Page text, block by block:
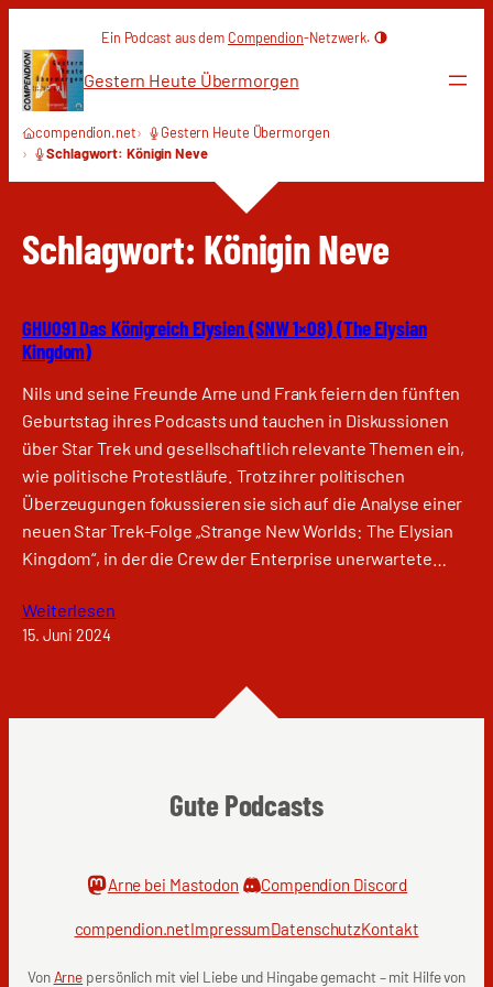
Inhalt
springen
Ein Podcast aus dem Compendion-Netzwerk.
Gestern Heute Übermorgen
compendion.net
Gestern Heute Übermorgen
Schlagwort: Königin Neve
Schlagwort: Königin Neve
GHU091 Das Königreich Elysien (SNW 1×08) (The Elysian
Kingdom)
Nils und seine Freunde Arne und Frank feiern den fünften
Geburtstag ihres Podcasts und tauchen in Diskussionen
über Star Trek und gesellschaftlich relevante Themen ein,
wie politische Protestläufe. Trotz ihrer politischen
Überzeugungen fokussieren sie sich auf die Analyse einer
neuen Star Trek-Folge „Strange New Worlds: The Elysian
Kingdom“, in der die Crew der Enterprise unerwartete…
Weiterlesen
15. Juni 2024
Gute Podcasts
Arne bei Mastodon Compendion Discord
compendion.netImpressumDatenschutzKontakt
VonArne persönlich mit viel Liebe und Hingabe gemacht – mit Hilfe von